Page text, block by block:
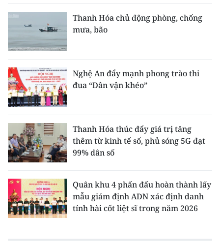
Thanh Hóa chủ động phòng, chống
mưa, bão
Nghệ An đẩy mạnh phong trào thi
đua “Dân vận khéo”
Thanh Hóa thúc đẩy giá trị tăng
thêm từ kinh tế số, phủ sóng 5G đạt
99% dân số
Quân khu 4 phấn đấu hoàn thành lấy
mẫu giám định ADN xác định danh
tính hài cốt liệt sĩ trong năm 2026